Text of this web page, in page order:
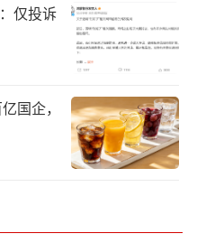
声“5、4、3、2、1点
上点燃三幕烟花，沿
视觉冲击力的烟花
波。
仅投诉
国企，